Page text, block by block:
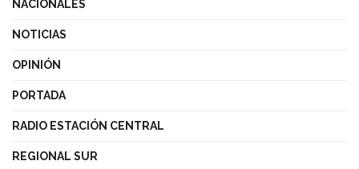
NACIONALES
NOTICIAS
OPINIÓN
PORTADA
RADIO ESTACIÓN CENTRAL
REGIONAL SUR